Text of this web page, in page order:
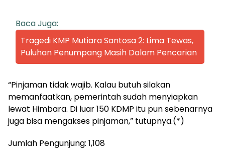
Baca Juga:
Tragedi KMP Mutiara Santosa 2: Lima Tewas,
Puluhan Penumpang Masih Dalam Pencarian
“Pinjaman tidak wajib. Kalau butuh silakan
memanfaatkan, pemerintah sudah menyiapkan
lewat Himbara. Di luar 150 KDMP itu pun sebenarnya
juga bisa mengakses pinjaman,” tutupnya.(*)
Jumlah Pengunjung: 1,108